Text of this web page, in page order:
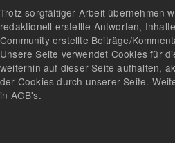
Trotz sorgfältiger Arbeit übernehmen
redaktionell erstellte Antworten,
Community erstellte Beiträge/
Unsere Seite verwendet Cookies für
weiterhin auf dieser Seite aufhalten,
der Cookies durch unserer Seite.
in AGB's.